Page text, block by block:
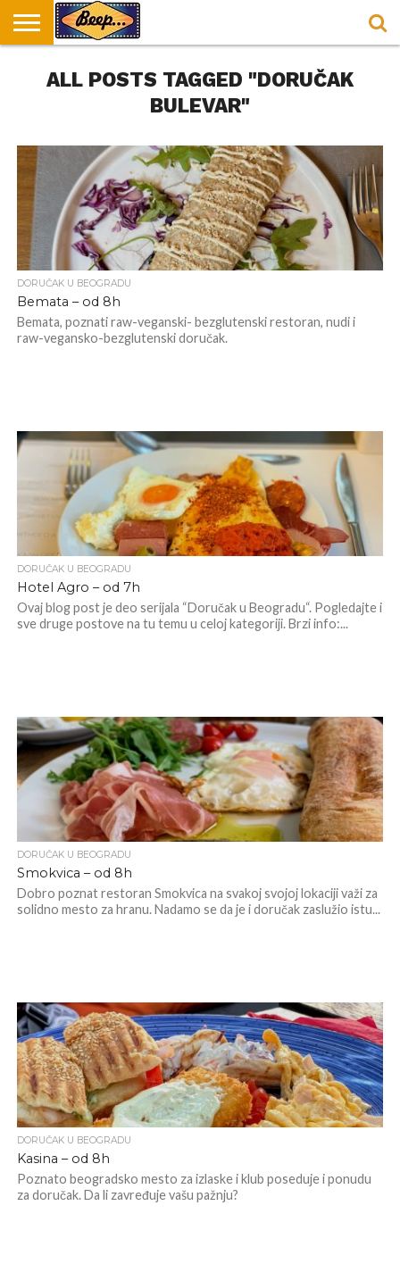
DORUČAK
SVAKODNEVICA
ENTERTAINMENT
LOKACIJE
ZA
HRANA I
RECEPTI
NEPUSACKI
LOKALI
ALL POSTS TAGGED "DORUČAK
BULEVAR"
DORUČAK U BEOGRADU
Bemata – od 8h
Bemata, poznati raw-veganski- bezglutenski restoran, nudi i
raw-vegansko-bezglutenski doručak.
DORUČAK U BEOGRADU
Hotel Agro – od 7h
Ovaj blog post je deo serijala “Doručak u Beogradu“. Pogledajte i
sve druge postove na tu temu u celoj kategoriji. Brzi info:...
DORUČAK U BEOGRADU
Smokvica – od 8h
Dobro poznat restoran Smokvica na svakoj svojoj lokaciji važi za
solidno mesto za hranu. Nadamo se da je i doručak zaslužio istu...
DORUČAK U BEOGRADU
Kasina – od 8h
Poznato beogradsko mesto za izlaske i klub poseduje i ponudu
za doručak. Da li zavređuje vašu pažnju?